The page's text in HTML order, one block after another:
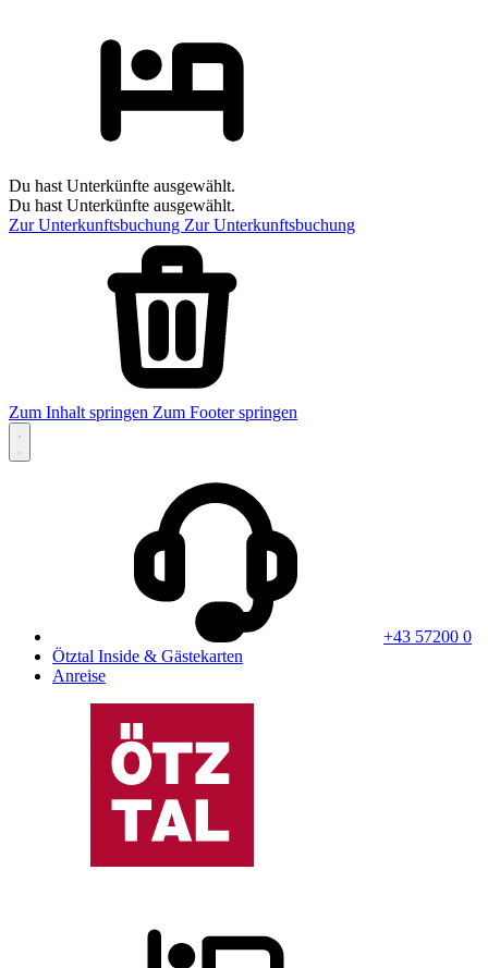
Du hast Unterkünfte ausgewählt.
Du hast Unterkünfte ausgewählt.
Zur Unterkunftsbuchung Zur Unterkunftsbuchung
Zum Inhalt springen Zum Footer springen
+43 57200 0
Ötztal Inside & Gästekarten
Anreise